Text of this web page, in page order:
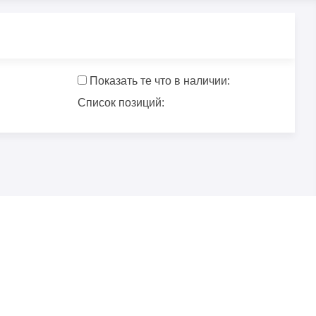
Показать те что в наличии:
Список позиций: